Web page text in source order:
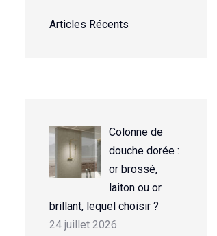
Articles Récents
Colonne de
douche dorée :
or brossé,
laiton ou or
brillant, lequel choisir ?
24 juillet 2026